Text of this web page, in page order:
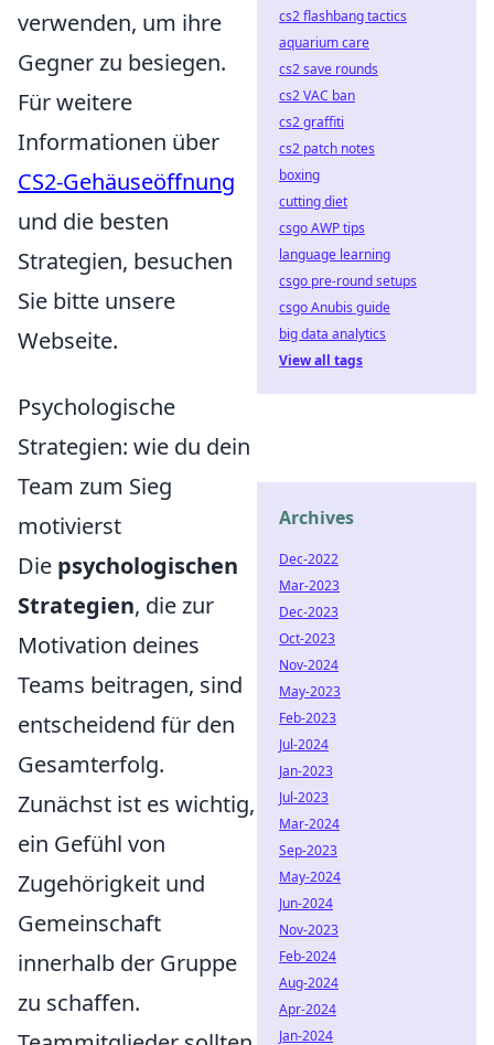
verwenden, um ihre
Gegner zu besiegen.
Für weitere
Informationen über
CS2-Gehäuseöffnung
und die besten
Strategien, besuchen
Sie bitte unsere
Webseite.
Psychologische
Strategien: wie du dein
Team zum Sieg
motivierst
Die psychologischen
Strategien, die zur
Motivation deines
Teams beitragen, sind
entscheidend für den
Gesamterfolg.
Zunächst ist es wichtig,
ein Gefühl von
Zugehörigkeit und
Gemeinschaft
innerhalb der Gruppe
zu schaffen.
cs2 flashbang tactics
aquarium care
cs2 save rounds
cs2 VAC ban
cs2 graffiti
cs2 patch notes
boxing
cutting diet
csgo AWP tips
language learning
csgo pre-round setups
csgo Anubis guide
big data analytics
View all tags
Archives
Dec-2022
Mar-2023
Dec-2023
Oct-2023
Nov-2024
May-2023
Feb-2023
Jul-2024
Jan-2023
Jul-2023
Mar-2024
Sep-2023
May-2024
Jun-2024
Nov-2023
Feb-2024
Aug-2024
Apr-2024
Jan-2024